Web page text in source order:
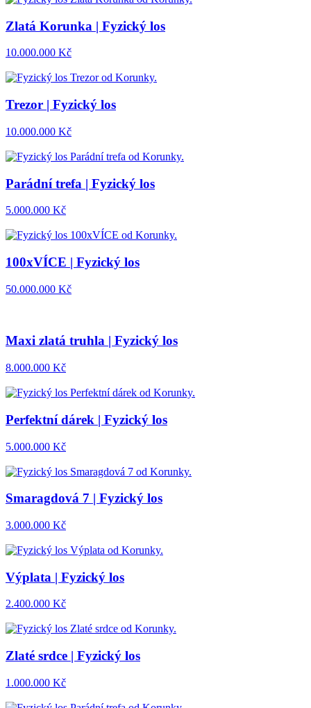
Zlatá Korunka | Fyzický los
10.000.000 Kč
Trezor | Fyzický los
10.000.000 Kč
Parádní trefa | Fyzický los
5.000.000 Kč
100xVÍCE | Fyzický los
50.000.000 Kč
Maxi zlatá truhla | Fyzický los
8.000.000 Kč
Perfektní dárek | Fyzický los
5.000.000 Kč
Smaragdová 7 | Fyzický los
3.000.000 Kč
Výplata | Fyzický los
2.400.000 Kč
Zlaté srdce | Fyzický los
1.000.000 Kč